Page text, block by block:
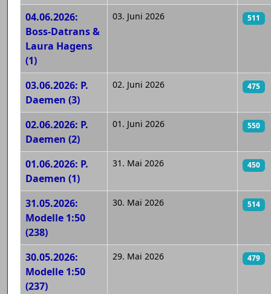
04.06.2026:
Boss-Datrans &
Laura Hagens
(1)
03. Juni 2026 511
03.06.2026: P.
Daemen (3)
02. Juni 2026 475
02.06.2026: P.
Daemen (2)
01. Juni 2026 550
01.06.2026: P.
Daemen (1)
31. Mai 2026 450
31.05.2026:
Modelle 1:50
(238)
30. Mai 2026 514
30.05.2026:
Modelle 1:50
(237)
29. Mai 2026 479